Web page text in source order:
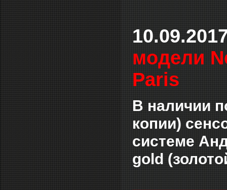
модели
Paris
В наличии
копии)
системе
gold